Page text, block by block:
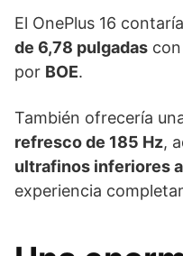
El OnePlus 16
de 6,78 pulgadas
por BOE.
También ofrecería
refresco de 185 Hz,
ultrafinos inferiores a
experiencia